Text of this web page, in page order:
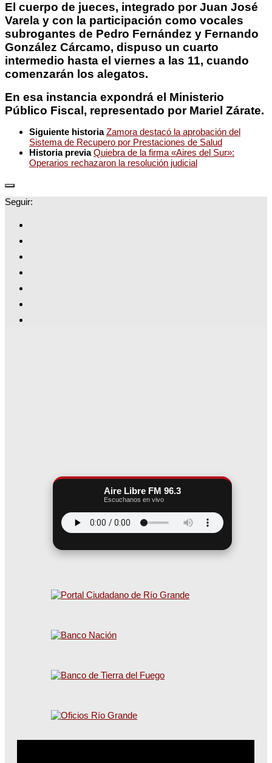
El cuerpo de jueces, integrado por Juan José
Varela y con la participación como vocales
subrogantes de Pedro Fernández y Fernando
González Cárcamo, dispuso un cuarto
intermedio hasta el viernes a las 11, cuando
comenzarán los alegatos.
En esa instancia expondrá el Ministerio
Público Fiscal, representado por Mariel Zárate.
Siguiente historiaZamora destacó la aprobación del
Sistema de Recupero por Prestaciones de Salud
Historia previaQuiebra de la firma «Aires del Sur»:
Operarios rechazaron la resolución judicial
Seguir:
Aire Libre FM 96.3
Escuchanos en vivo